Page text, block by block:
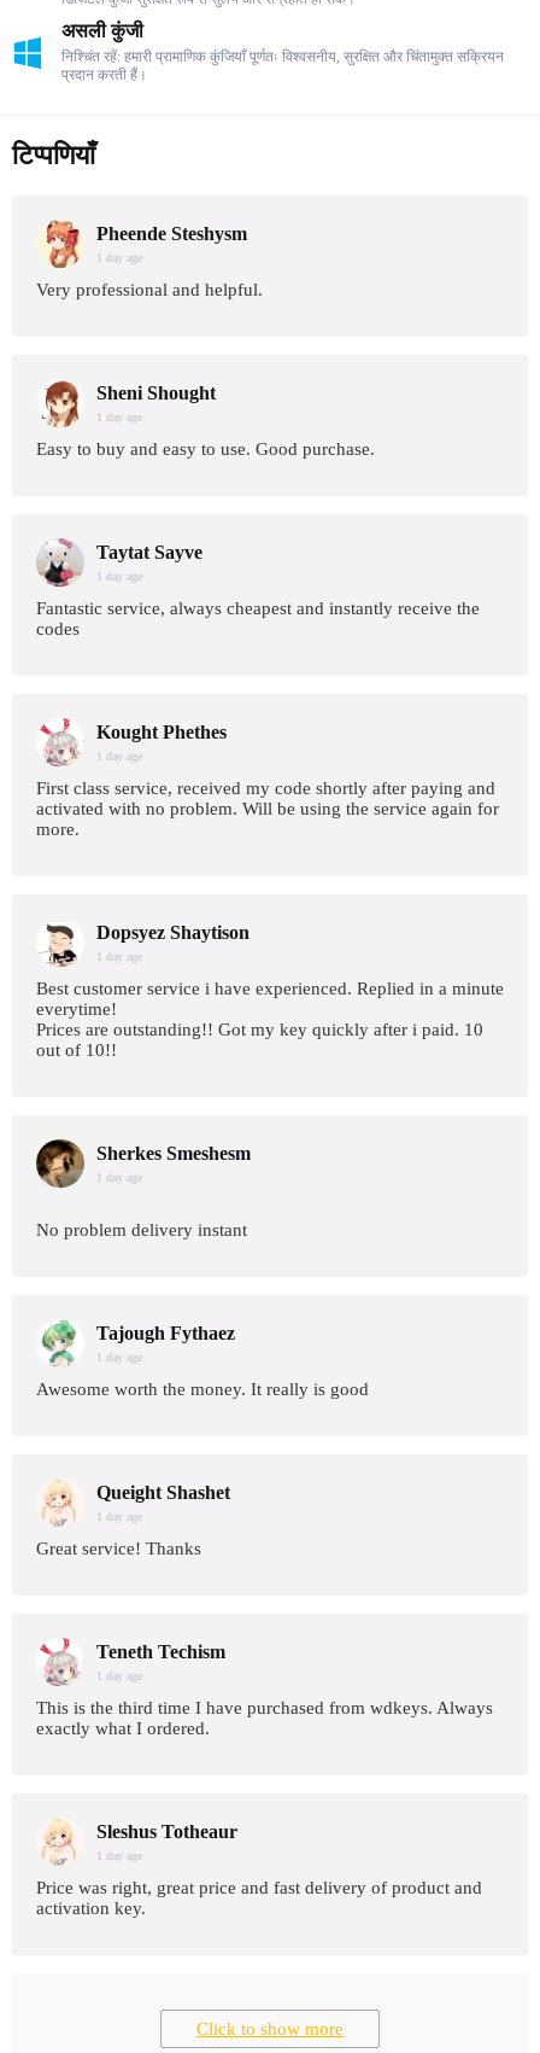
असली कुंजी
निश्चिंत रहें: हमारी प्रामाणिक कुंजियाँ पूर्णतः विश्वसनीय, सुरक्षित और चिंतामुक्त सक्रियन
प्रदान करती हैं।
टिप्पणियाँ
Pheende Steshysm
1 day age
Very professional and helpful.
Sheni Shought
1 day age
Easy to buy and easy to use. Good purchase.
Taytat Sayve
1 day age
Fantastic service, always cheapest and instantly receive the
codes
Kought Phethes
1 day age
First class service, received my code shortly after paying and
activated with no problem. Will be using the service again for
more.
Dopsyez Shaytison
1 day age
Best customer service i have experienced. Replied in a minute
everytime!
Prices are outstanding!! Got my key quickly after i paid. 10
out of 10!!
Sherkes Smeshesm
1 day age
No problem delivery instant
Tajough Fythaez
1 day age
Awesome worth the money. It really is good
Queight Shashet
1 day age
Great service! Thanks
Teneth Techism
1 day age
This is the third time I have purchased from wdkeys. Always
exactly what I ordered.
Sleshus Totheaur
1 day age
Price was right, great price and fast delivery of product and
activation key.
Click to show more